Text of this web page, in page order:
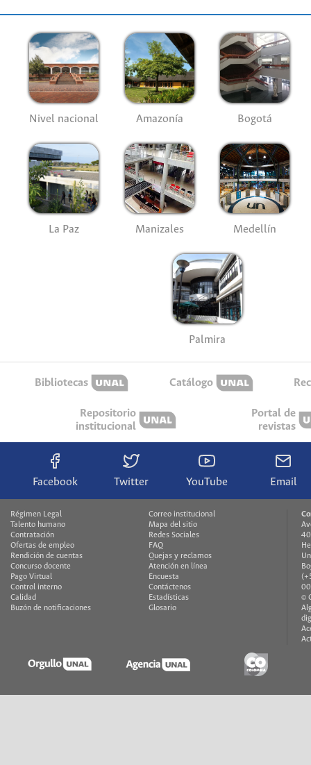
Nivel nacional Amazonía Bogotá
La Paz Manizales Medellín
Palmira
Bibliotecas Catálogo
Repositorio
institucional
Portal de
revistas
Facebook Twitter YouTube Email
Régimen Legal
Talento humano
Contratación
Ofertas de empleo
Rendición de cuentas
Concurso docente
Pago Virtual
Control interno
Calidad
Buzón de notificaciones
Correo institucional
Mapa del sitio
Redes Sociales
FAQ
Quejas y reclamos
Atención en línea
Encuesta
Contáctenos
Estadísticas
Glosario
©